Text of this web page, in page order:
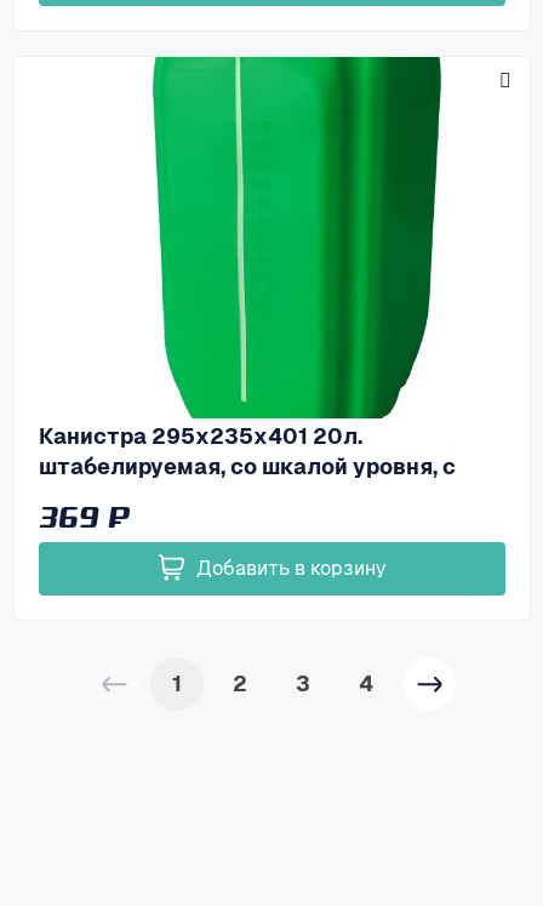
Канистра 295х235х401 20л.
штабелируемая, со шкалой уровня, с
369 ₽
Добавить в корзину
1 2 3 4